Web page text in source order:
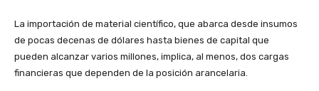
La importación de material científico, que abarca desde insumos
de pocas decenas de dólares hasta bienes de capital que
pueden alcanzar varios millones, implica, al menos, dos cargas
financieras que dependen de la posición arancelaria.